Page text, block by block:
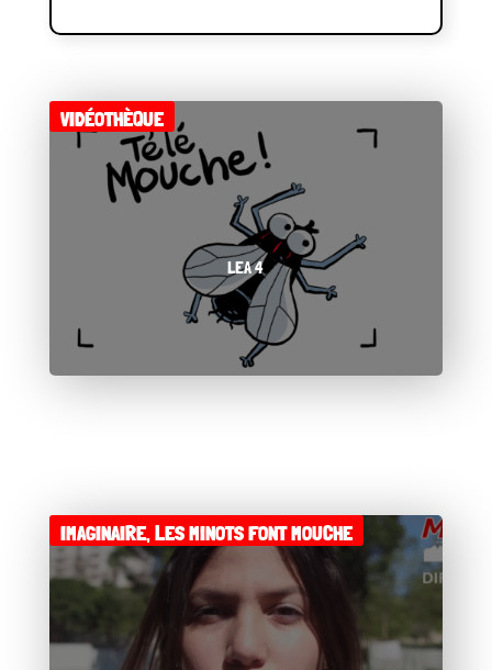
LEA 4
VIDÉOTHÈQUE
IMAGINAIRE,LES MINOTS FONT MOUCHE